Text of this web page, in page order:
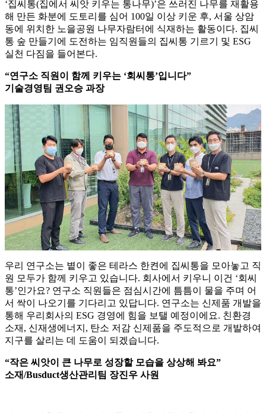
‘집씨통(집에서 씨앗 키우는 통나무)’은 쓰러진 나무를 재활용
해 만든 화분에 도토리를 심어 100일 이상 키운 후, 서울 상암
동에 위치한 노을공원 나무자람터에 식재하는 활동이다. 집씨
통 숲 만들기에 도전하는 임직원들의 집씨통 기르기 및 ESG
실천 다짐을 들어본다.
“연구소 직원이 함께 키우는 ‘회씨통’입니다”
기술경영팀 권오승 과장
우리 연구소는 볕이 좋은 테라스 한켠에 집씨통을 모아놓고 직
원 모두가 함께 키우고 있습니다. 회사에서 키우니 이건 ‘회씨
통’인가요? 연구소 직원들은 점심시간에 틈틈이 물을 주며 어
서 싹이 나오기를 기다리고 있답니다. 연구소는 신제품 개발을
통해 우리회사의 ESG 경영에 힘을 보탤 예정이에요. 친환경
소재, 신재생에너지, 탄소 저감 신제품을 주도적으로 개발하여
지구를 살리는 데 도움이 되겠습니다.
“작은 씨앗이 큰 나무로 성장할 모습을 상상해 봐요”
소재/Busduct생산관리팀 장진우 사원